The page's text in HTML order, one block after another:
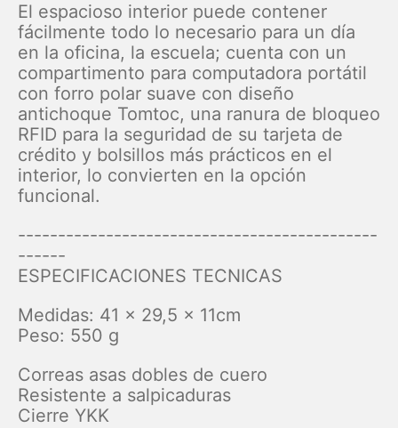
El espacioso interior puede contener
fácilmente todo lo necesario para un día
en la oficina, la escuela; cuenta con un
compartimento para computadora portátil
con forro polar suave con diseño
antichoque Tomtoc, una ranura de bloqueo
RFID para la seguridad de su tarjeta de
crédito y bolsillos más prácticos en el
interior, lo convierten en la opción
funcional.
---------------------------------------------
------
ESPECIFICACIONES TECNICAS
Medidas: 41 x 29,5 x 11cm
Peso: 550 g
Correas asas dobles de cuero
Resistente a salpicaduras
Cierre YKK